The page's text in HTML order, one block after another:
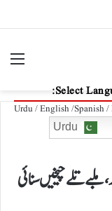
Select
Urdu / English /Spanish
تلے چیخیں سنائی